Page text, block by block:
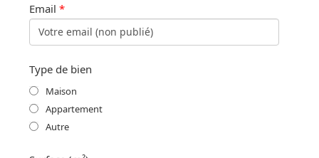
Email *
Type de bien
Maison
Appartement
Autre